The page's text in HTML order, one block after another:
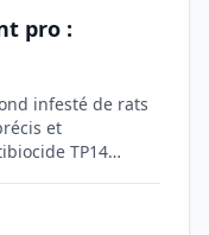
pro :
infesté de rats
et
TP14…